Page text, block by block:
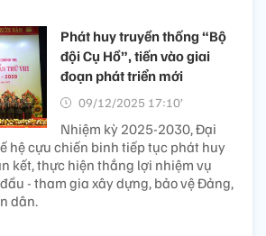
Phát huy truyền thống “Bộ
đội Cụ Hồ”, tiến vào giai
đoạn phát triển mới
09/12/2025 17:10’
Nhiệm kỳ 2025-2030, Đại
hệ cựu chiến binh tiếp tục phát huy
kết, thực hiện thắng lợi nhiệm vụ
- tham gia xây dựng, bảo vệ Đảng,
dân.